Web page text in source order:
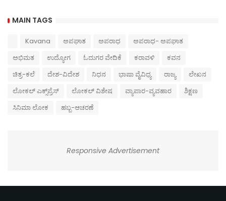
MAIN TAGS
Kavana ಅಪಘಾತ ಅಪರಾಧ
ಅಪರಾಧ- ಅಪಘಾತ
ಅಭಿಮತ
ಉದ್ಯೋಗ ಓದುಗರ ವೇದಿಕೆ ಕರಾವಳಿ
ಕವನ
ಚಿತ್ರ-ಕಲೆ
ದೇಶ-ವಿದೇಶ ನಿಧನ ಭಾಷಾ ವೈವಿಧ್ಯ ರಾಜ್ಯ
ಲೇಖನ
ಲೋಕಲ್ ಎಕ್ಸ್‌ಪ್ರೆಸ್
ಲೋಕಲ್ ವಿಶೇಷ ವ್ಯಾಪಾರ-ವ್ಯವಹಾರ
ಶಿಕ್ಷಣ
ಸಿನಿಮಾ ಲೋಕ
ಹಬ್ಬ-ಆಚರಣೆ
Responsive Advertisement